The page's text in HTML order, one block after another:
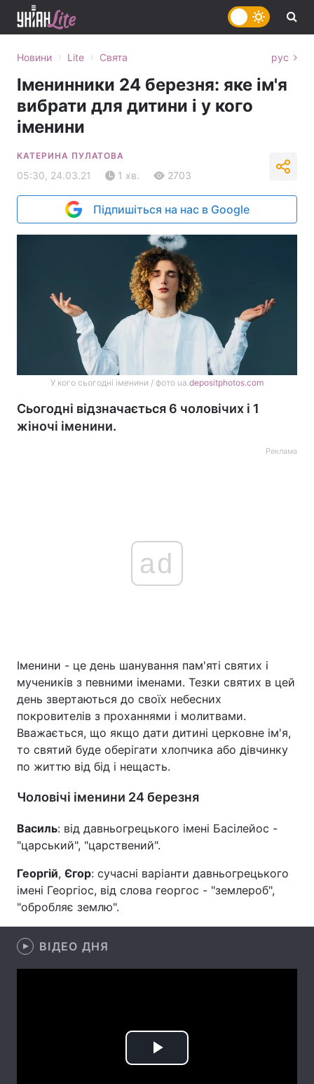
Головна Війна
Україна Політика
Економіка Світ
Зброя
Здоров'я Туризм
Цікавинки
Екологія
Лонгріди
Новини › Lite › Свята рус
Іменинники 24 березня: яке ім'я
вибрати для дитини і у кого
іменини
КАТЕРИНА ПУЛАТОВА
05:30, 24.03.21 1 хв. 2703
Підпишіться на нас в Google
У кого сьогодні іменини / фото ua.depositphotos.com
Сьогодні відзначається 6 чоловічих і 1
жіночі іменини.
Реклама
ad
Іменини - це день шанування пам'яті святих і
мучеників з певними іменами. Тезки святих в цей
день звертаються до своїх небесних
покровителів з проханнями і молитвами.
Вважається, що якщо дати дитині церковне ім'я,
то святий буде оберігати хлопчика або дівчинку
по життю від бід і нещасть.
Чоловічі іменини 24 березня
Василь: від давньогрецького імені Басілейос -
"царський", "царствений".
Георгій, Єгор: сучасні варіанти давньогрецького
імені Георгіос, від слова георгос - "землероб",
"обробляє землю".
ВІДЕО ДНЯ
Play